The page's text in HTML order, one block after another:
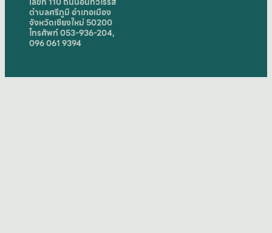
ตำบลศรีภูมิ อำเภอเมือง
จังหวัดเชียงใหม่ 50200
โทรศัพท์ 053-936-204,
096 061 9394